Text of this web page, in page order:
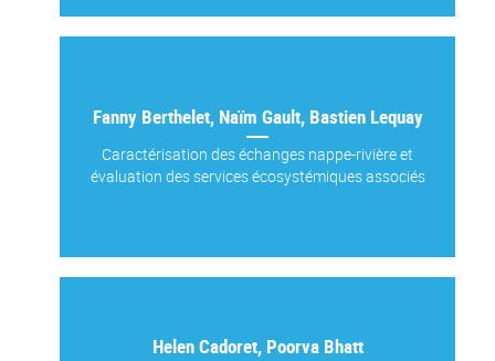
Fanny Berthelet, Naïm Gault, Bastien Lequay
Caractérisation des échanges nappe-rivière et
évaluation des services écosystémiques associés
Helen Cadoret, Poorva Bhatt